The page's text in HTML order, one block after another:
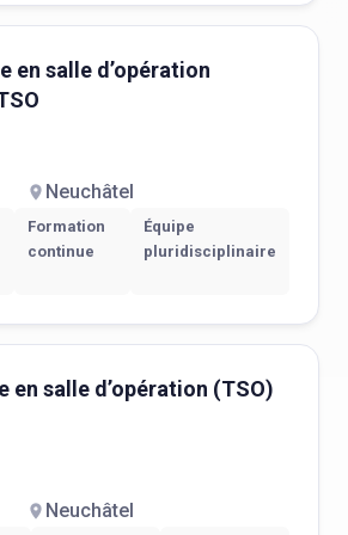
en salle d’opération
Neuchâtel
Formation
continue
Équipe
pluridisciplinaire
en salle d’opération (TSO)
Neuchâtel